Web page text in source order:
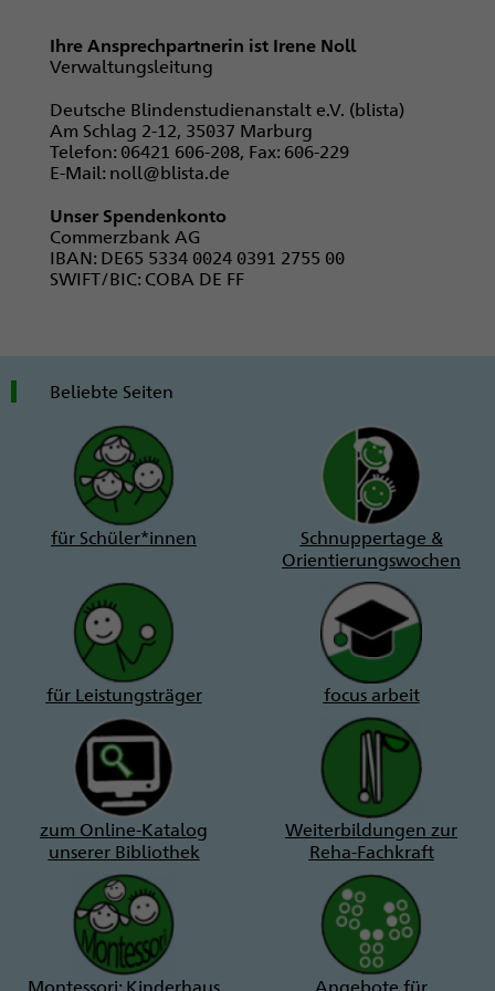
Ihre Ansprechpartnerin ist Irene Noll
Verwaltungsleitung
Deutsche Blindenstudienanstalt e.V. (blista)
Am Schlag 2-12, 35037 Marburg
Telefon: 06421 606-208, Fax: 606-229
E-Mail: noll@blista.de
Unser Spendenkonto
Commerzbank AG
IBAN: DE65 5334 0024 0391 2755 00
SWIFT/BIC: COBA DE FF
Beliebte Seiten
für Schüler*innen
Schnuppertage &
Orientierungswochen
für Leistungsträger focus arbeit
zum Online-Katalog
unserer Bibliothek
Weiterbildungen zur
Reha-Fachkraft
Montessori: Kinderhaus Angebote für